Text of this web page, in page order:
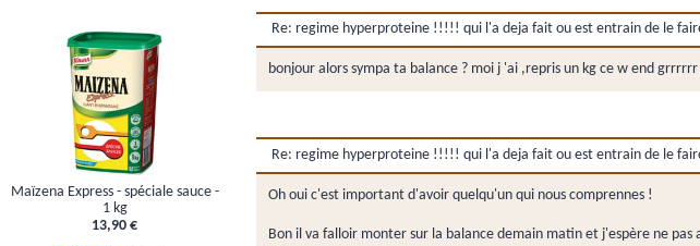
Maïzena Express - spéciale sauce -
1 kg
13,90 €
Re: regime hyperproteine !!!!! qui l'a deja fait ou est entrain de le
bonjour alors sympa ta balance ? moi j 'ai ,repris un kg ce w end
Re: regime hyperproteine !!!!! qui l'a deja fait ou est entrain de le
Oh oui c'est important d'avoir quelqu'un qui nous comprennes !
Bon il va falloir monter sur la balance demain matin et j'espère ne